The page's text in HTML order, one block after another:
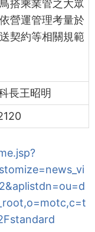
搭乘業管之大眾
營運管理考量於
契約等相關規範
長王昭明